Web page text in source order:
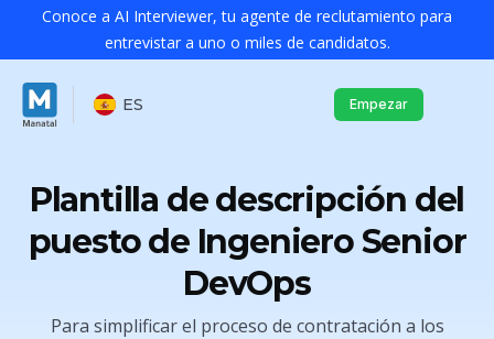
Conoce a AI Interviewer, tu agente de reclutamiento para
entrevistar a uno o miles de candidatos.
ES Empezar
Plantilla de descripción del
puesto de Ingeniero Senior
DevOps
Para simplificar el proceso de contratación a los